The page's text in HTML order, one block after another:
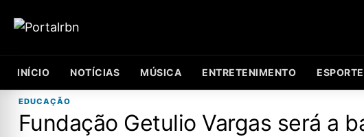
INÍCIO NOTÍCIAS MÚSICA ENTRETENIMENTO
EDUCAÇÃO
Fundação Getulio Vargas será a